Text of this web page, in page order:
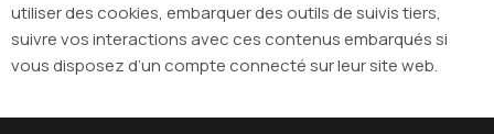
utiliser des cookies, embarquer des outils de suivis tiers,
suivre vos interactions avec ces contenus embarqués si
vous disposez d’un compte connecté sur leur site web.